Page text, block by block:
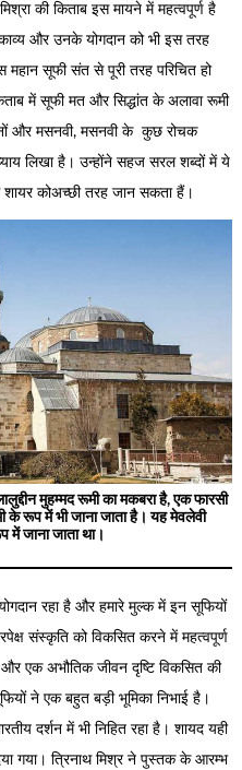
की किताब इस मायने में महत्वपूर्ण है
और उनके योगदान को भी इस तरह
सूफी संत से पूरी तरह परिचित हो
में सूफी मत और सिद्धांत के अलावा रूमी
और मसनवी, मसनवी के कुछ रोचक
लिखा है। उन्होंने सहज सरल शब्दों में ये
कोअच्छी तरह जान सकता हैं।
मुहम्मद रूमी का मकबरा है, एक फारसी
के रूप में भी जाना जाता है। यह मेवलेवी
जाना जाता था।
रहा है और हमारे मुल्क में इन सूफियों
संस्कृति को विकसित करने में महत्वपूर्ण
एक अभौतिक जीवन दृष्टि विकसित की
ने एक बहुत बड़ी भूमिका निभाई है।
दर्शन में भी निहित रहा है। शायद यही
गया। त्रिनाथ मिश्र ने पुस्तक के आरम्भ